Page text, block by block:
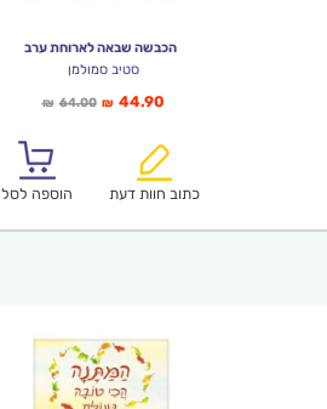
הכבשה שבאה לארוחת ערב
סטיב סמולמן
₪ 64.00המחיר
₪64.00.
₪ 44.90המחיר
הוא:
כתוב חוות דעת
הוספה לסל